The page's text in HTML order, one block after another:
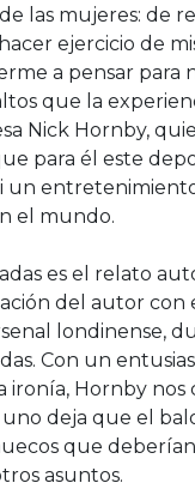
las mujeres: de
ejercicio de
a pensar para
que la
Nick Hornby,
para él este
un
el mundo.
es el relato
del autor con
londinense,
Con un
ironía, Hornby
deja que el
que
asuntos.